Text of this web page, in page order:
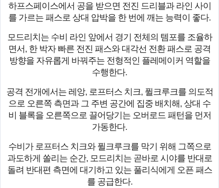
하프스페이스에서 공을 받으면 전진 드리블과 라인 사이
를 가르는 패스로 상대 압박을 한 번에 깨는 능력이 좋다.
모드리치는 수비 라인 앞에서 경기 전체의 템포를 조율하
면서, 한 박자 빠른 전진 패스와 대각선 전환 패스로 공격
방향을 자유롭게 바꿔주는 전형적인 플레메이커 역할을
수행한다.
공격 전개에서는 레앙, 로프터스 치크, 퓔크루크를 의도적
으로 오른쪽 측면과 그 주변 공간에 집중 배치해, 상대 수
비 블록을 오른쪽으로 끌어당기는 오버로드 패턴을 먼저
가동한다.
수비가 로프터스 치크와 퓔크루크를 막기 위해 그쪽으로
과도하게 쏠리는 순간, 모드리치는 곧바로 시야를 반대로
돌려 반대편 측면에 대기하고 있는 풀리식에게 오픈 패스
를 공급한다.